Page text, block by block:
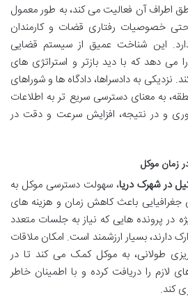
اطراف آن فعالیت می کند، به طور معمول
حتی خصوصیات رفتاری قضات و کارمندان
این شناخت عمیق از سیستم قضایی
می دهد که با دید بازتر و استراتژی های
نزدیکی به دادسراها، دادگاه ها و شوراهای
به معنای دسترسی سریع تر به اطلاعات
و در نتیجه، افزایش سرعت و دقت در
زمان موکل
در شهرک دریا، سهولت دسترسی موکل به
باعث کاهش زمان و هزینه های
در پرونده هایی که نیاز به جلسات متعدد
دارند، بسیار ارزشمند است. امکان ملاقات
طولانی، به موکل کمک می کند تا در
را دریافت کرده و با اطمینان خاطر
کند.